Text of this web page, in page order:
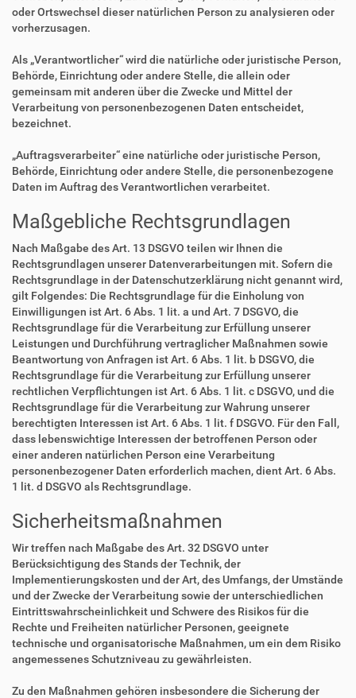
oder Ortswechsel dieser natürlichen Person zu analysieren oder
vorherzusagen.
Als „Verantwortlicher“ wird die natürliche oder juristische Person,
Behörde, Einrichtung oder andere Stelle, die allein oder
gemeinsam mit anderen über die Zwecke und Mittel der
Verarbeitung von personenbezogenen Daten entscheidet,
bezeichnet.
„Auftragsverarbeiter“ eine natürliche oder juristische Person,
Behörde, Einrichtung oder andere Stelle, die personenbezogene
Daten im Auftrag des Verantwortlichen verarbeitet.
Maßgebliche Rechtsgrundlagen
Nach Maßgabe des Art. 13 DSGVO teilen wir Ihnen die
Rechtsgrundlagen unserer Datenverarbeitungen mit. Sofern die
Rechtsgrundlage in der Datenschutzerklärung nicht genannt wird,
gilt Folgendes: Die Rechtsgrundlage für die Einholung von
Einwilligungen ist Art. 6 Abs. 1 lit. a und Art. 7 DSGVO, die
Rechtsgrundlage für die Verarbeitung zur Erfüllung unserer
Leistungen und Durchführung vertraglicher Maßnahmen sowie
Beantwortung von Anfragen ist Art. 6 Abs. 1 lit. b DSGVO, die
Rechtsgrundlage für die Verarbeitung zur Erfüllung unserer
rechtlichen Verpflichtungen ist Art. 6 Abs. 1 lit. c DSGVO, und die
Rechtsgrundlage für die Verarbeitung zur Wahrung unserer
berechtigten Interessen ist Art. 6 Abs. 1 lit. f DSGVO. Für den Fall,
dass lebenswichtige Interessen der betroffenen Person oder
einer anderen natürlichen Person eine Verarbeitung
personenbezogener Daten erforderlich machen, dient Art. 6 Abs.
1 lit. d DSGVO als Rechtsgrundlage.
Sicherheitsmaßnahmen
Wir treffen nach Maßgabe des Art. 32 DSGVO unter
Berücksichtigung des Stands der Technik, der
Implementierungskosten und der Art, des Umfangs, der Umstände
und der Zwecke der Verarbeitung sowie der unterschiedlichen
Eintrittswahrscheinlichkeit und Schwere des Risikos für die
Rechte und Freiheiten natürlicher Personen, geeignete
technische und organisatorische Maßnahmen, um ein dem Risiko
angemessenes Schutzniveau zu gewährleisten.
Zu den Maßnahmen gehören insbesondere die Sicherung der